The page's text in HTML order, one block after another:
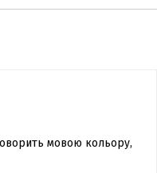
мовою кольору,